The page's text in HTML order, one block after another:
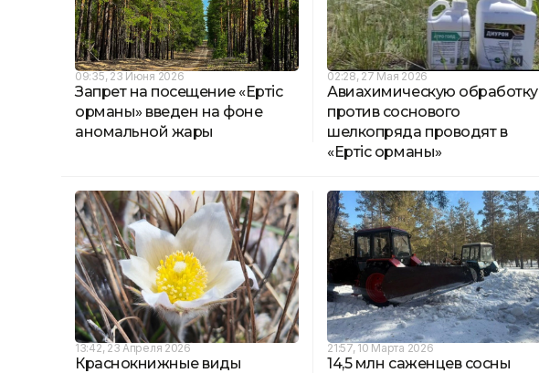
09:35, 23 Июня 2026
Запрет на посещение «Ертіс
орманы» введен на фоне
аномальной жары
02:28, 27 Мая 2026
Авиахимическую обработку
против соснового
шелкопряда проводят в
«Ертіс орманы»
13:42, 23 Апреля 2026
Краснокнижные виды
21:57, 10 Марта 2026
14,5 млн саженцев сосны